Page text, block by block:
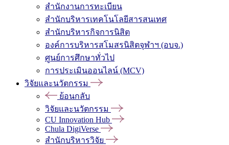
สำนักงานการทะเบียน
สำนักบริหารเทคโนโลยีสารสนเทศ
สำนักบริหารกิจการนิสิต
องค์การบริหารสโมสรนิสิตจุฬาฯ (อบจ.)
ศูนย์การศึกษาทั่วไป
การประเมินออนไลน์ (MCV)
วิจัยและนวัตกรรม
ย้อนกลับ
วิจัยและนวัตกรรม
CU Innovation Hub
Chula DigiVerse
สำนักบริหารวิจัย